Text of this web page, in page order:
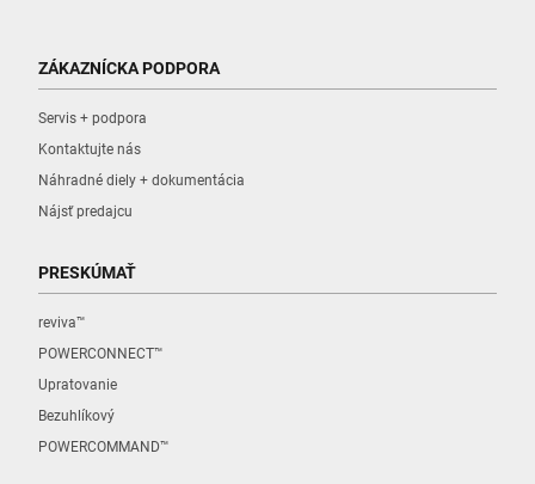
ZÁKAZNÍCKA PODPORA
Servis + podpora
Kontaktujte nás
Náhradné diely + dokumentácia
Nájsť predajcu
PRESKÚMAŤ
reviva™
POWERCONNECT™
Upratovanie
Bezuhlíkový
POWERCOMMAND™